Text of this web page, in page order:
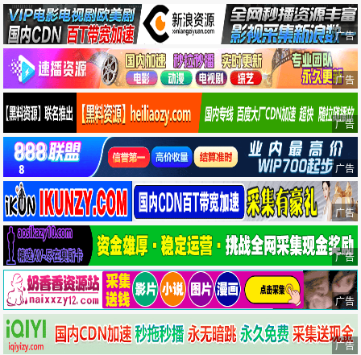
广告
广告
广告
广告
广告
广告
广告
广告